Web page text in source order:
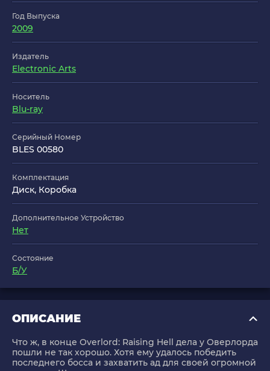
Год Выпуска
2009
Издатель
Electronic Arts
Носитель
Blu-ray
Серийный Номер
BLES 00580
Комплектация
Диск, Коробка
Дополнительное Устройство
Нет
Состояние
Б/У
ОПИСАНИЕ
Что ж, в конце Overlord: Raising Hell дела у Оверлорда
пошли не так хорошо. Хотя ему удалось победить
последнего босса и захватить ад для своей огромной